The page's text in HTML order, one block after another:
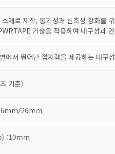
재로 제작, 통기성과 신축성 강화를
기술을 적용하여 내구성과
에서 뛰어난 접지력을 제공하는 내구
기준)
26mm
:10mm